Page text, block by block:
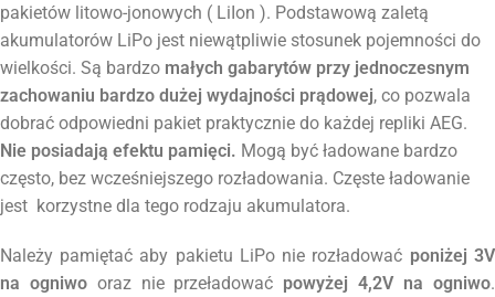
pakietów litowo-jonowych ( LiIon ). Podstawową zaletą
akumulatorów LiPo jest niewątpliwie stosunek pojemności do
wielkości. Są bardzo małych gabarytów przy jednoczesnym
zachowaniu bardzo dużej wydajności prądowej, co pozwala
dobrać odpowiedni pakiet praktycznie do każdej repliki AEG.
Nie posiadają efektu pamięci. Mogą być ładowane bardzo
często, bez wcześniejszego rozładowania. Częste ładowanie
jest korzystne dla tego rodzaju akumulatora.
Należy pamiętać aby pakietu LiPo nie rozładować poniżej 3V
na ogniwooraz nie przeładować powyżej 4,2V na ogniwo.